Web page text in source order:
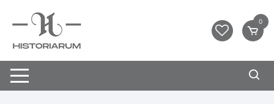
0